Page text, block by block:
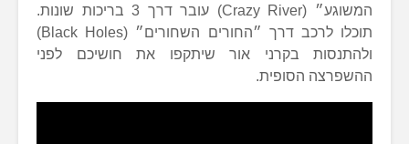
המשוגע״ (Crazy River) עובר דרך 3 בריכות שונות.
תוכלו לרכב דרך ״החורים השחורים״ (Black Holes)
ולהתנסות בקרני אור שיתקפו את חושיכם לפני
ההשפרצה הסופית.